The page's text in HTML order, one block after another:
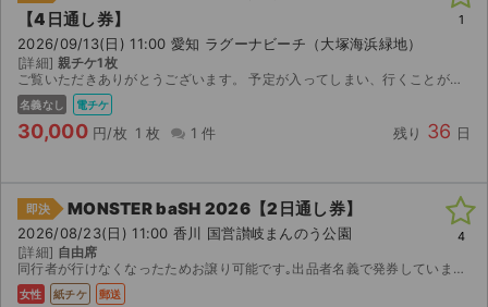
【4日通し券】
2026/09/13(日) 11:00 愛知 ラグーナビーチ（大塚海浜緑地）
[詳細] 親チケ1枚
ご覧いただきありがとうございます。 予定が入ってしまい、行くことが難しいので出品させていただきます。 よろしくお願いします。
名義なし 電チケ
30,000 円/枚 1 枚 1 件 残り 36 日
1
即決 MONSTER baSH 2026【2日通し券】
2026/08/23(日) 11:00 香川 国営讃岐まんのう公園
[詳細] 自由席
同行者が行けなくなったためお譲り可能です｡出品者名義で発券しています。 取引後2-3日で郵送させていただきます。 よろしくお願いいたします。 値引き交渉可能です
女性 紙チケ 郵送
4